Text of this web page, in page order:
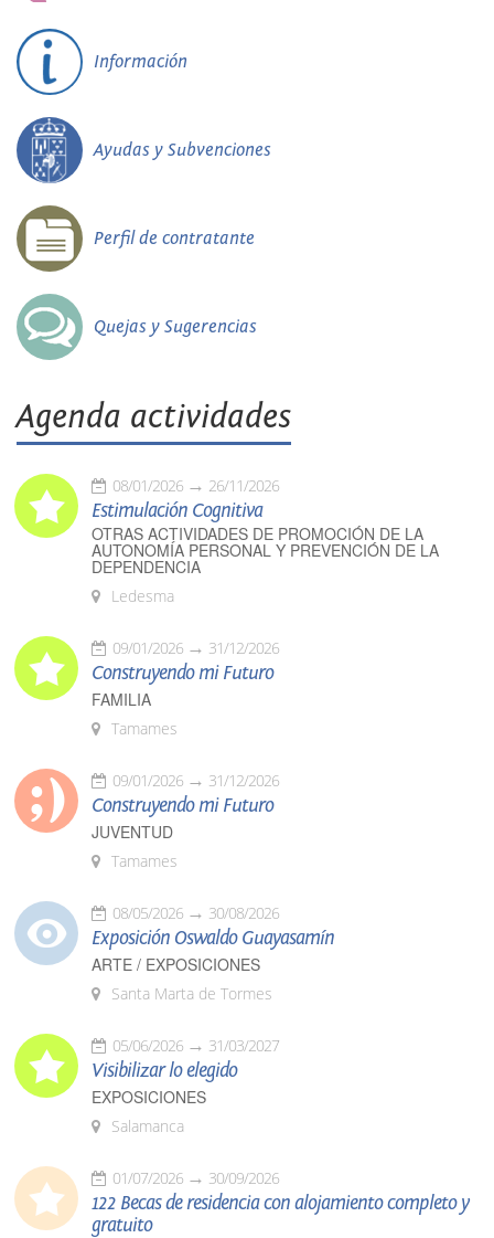
Información
Ayudas y Subvenciones
Perfil de contratante
Quejas y Sugerencias
Agenda actividades
08/01/2026 26/11/2026
Estimulación Cognitiva
OTRAS ACTIVIDADES DE PROMOCIÓN DE LA
AUTONOMÍA PERSONAL Y PREVENCIÓN DE LA
DEPENDENCIA
Ledesma
09/01/2026 31/12/2026
Construyendo mi Futuro
FAMILIA
Tamames
09/01/2026 31/12/2026
Construyendo mi Futuro
JUVENTUD
Tamames
08/05/2026 30/08/2026
Exposición Oswaldo Guayasamín
ARTE / EXPOSICIONES
Santa Marta de Tormes
05/06/2026 31/03/2027
Visibilizar lo elegido
EXPOSICIONES
Salamanca
01/07/2026 30/09/2026
122 Becas de residencia con alojamiento completo y
gratuito